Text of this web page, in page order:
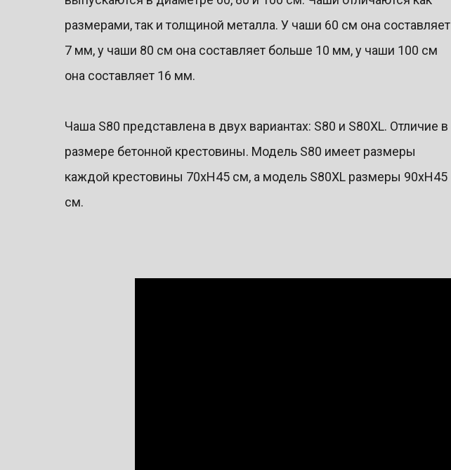
размерами, так и толщиной металла. У чаши 60 см она составляет
7 мм, у чаши 80 см она составляет больше 10 мм, у чаши 100 см
она составляет 16 мм.
Чаша S80 представлена в двух вариантах: S80 и S80XL. Отличие в
размере бетонной крестовины. Модель S80 имеет размеры
каждой крестовины 70хН45 см, а модель S80XL размеры 90хН45
см.